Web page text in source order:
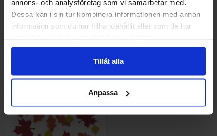
annons- och analysföretag som vi samarbetar med.
Dessa kan i sin tur kombinera informationen med annan
information som du har tillhandahållit eller som de har
Tillåt alla
Anpassa
79 kr 39.50 kr
Køb
69 kr 34.50 kr
Køb